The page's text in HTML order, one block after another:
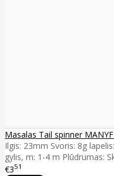
Masalas Tail spinner
Ilgis: 23mm Svoris: 8g
gylis, m: 1-4 m Plūdrumas:
€351